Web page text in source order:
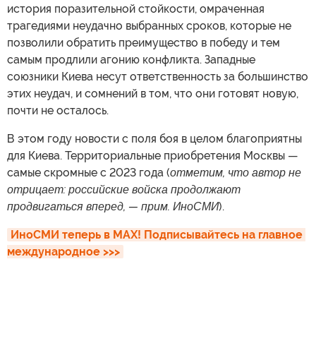
история поразительной стойкости, омраченная
трагедиями неудачно выбранных сроков, которые не
позволили обратить преимущество в победу и тем
самым продлили агонию конфликта. Западные
союзники Киева несут ответственность за большинство
этих неудач, и сомнений в том, что они готовят новую,
почти не осталось.
В этом году новости с поля боя в целом благоприятны
для Киева. Территориальные приобретения Москвы —
самые скромные с 2023 года (отметим, что автор не
отрицает: российские войска продолжают
продвигаться вперед, — прим. ИноСМИ).
ИноСМИ теперь в MAX! Подписывайтесь на главное
международное >>>